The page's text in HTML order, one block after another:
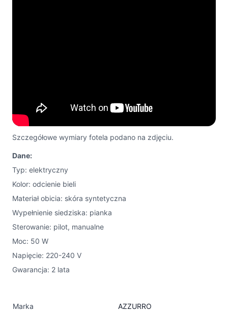
Szczegółowe wymiary fotela podano na zdjęciu.
Dane:
Typ: elektryczny
Kolor: odcienie bieli
Materiał obicia: skóra syntetyczna
Wypełnienie siedziska: pianka
Sterowanie: pilot, manualne
Moc: 50 W
Napięcie: 220-240 V
Gwarancja: 2 lata
Marka AZZURRO